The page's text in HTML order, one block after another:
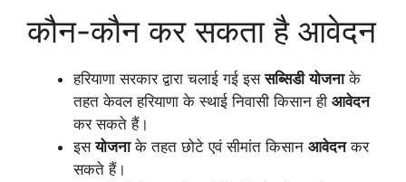
कौन-कौन कर सकता है आवेदन
हरियाणा सरकार द्वारा चलाई गई इससब्सिडी योजनाके
तहत केवल हरियाणा के स्थाई निवासी किसान ही आवेदन
कर सकते हैं।
इसयोजनाके तहत छोटे एवं सीमांत किसान आवेदनकर
सकते हैं।